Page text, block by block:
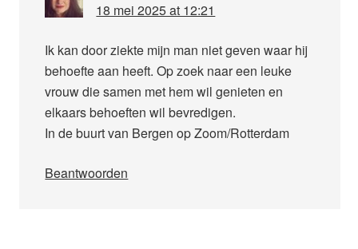
18 mei 2025 at 12:21
Ik kan door ziekte mijn man niet geven waar hij
behoefte aan heeft. Op zoek naar een leuke
vrouw die samen met hem wil genieten en
elkaars behoeften wil bevredigen.
In de buurt van Bergen op Zoom/Rotterdam
Beantwoorden